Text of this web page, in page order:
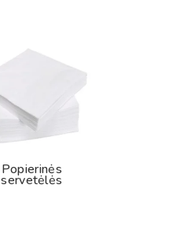
Popierinės
servetėlės